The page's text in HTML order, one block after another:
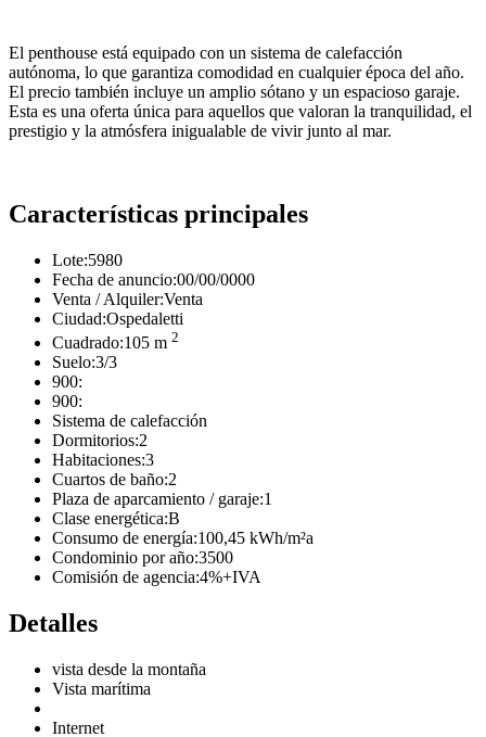
El penthouse está equipado con un sistema de calefacción
autónoma, lo que garantiza comodidad en cualquier época del año.
El precio también incluye un amplio sótano y un espacioso garaje.
Esta es una oferta única para aquellos que valoran la tranquilidad, el
prestigio y la atmósfera inigualable de vivir junto al mar.
Características principales
Lote:5980
Fecha de anuncio:00/00/0000
Venta / Alquiler:Venta
Ciudad:Ospedaletti
Cuadrado:105 m 2
Suelo:3/3
900:
900:
Sistema de calefacción
Dormitorios:2
Habitaciones:3
Cuartos de baño:2
Plaza de aparcamiento / garaje:1
Clase energética:B
Consumo de energía:100,45 kWh/m²a
Condominio por año:3500
Comisión de agencia:4%+IVA
Detalles
vista desde la montaña
Vista marítima
Internet